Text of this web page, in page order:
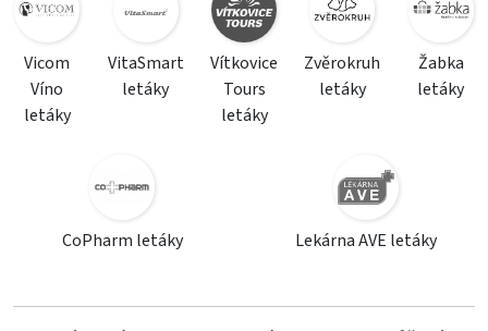
Vicom
Víno
letáky
VitaSmart
letáky
Vítkovice
Tours
letáky
Zvěrokruh
letáky
Žabka
letáky
CoPharm letáky Lekárna AVE letáky